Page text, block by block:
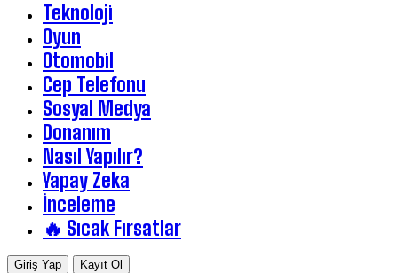
Teknoloji
Oyun
Otomobil
Cep Telefonu
Sosyal Medya
Donanım
Nasıl Yapılır?
Yapay Zeka
İnceleme
🔥 Sıcak Fırsatlar
Giriş Yap Kayıt Ol